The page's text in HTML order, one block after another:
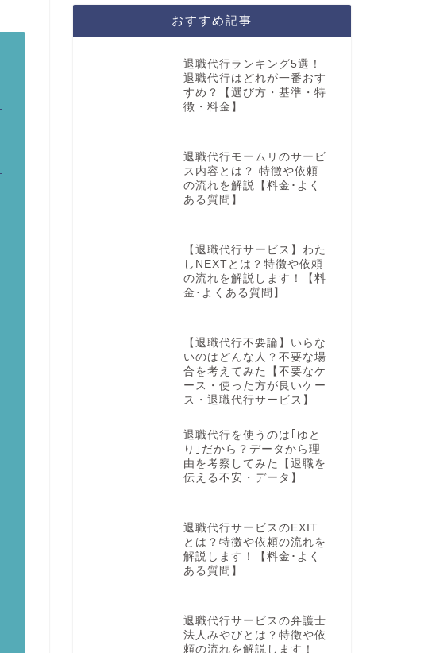
おすすめ記事
退職代行ランキング5選！
退職代行はどれが一番おす
すめ？【選び方・基準・特
徴・料金】
退職代行モームリのサービ
ス内容とは？ 特徴や依頼
の流れを解説【料金･よく
ある質問】
【退職代行サービス】わた
しNEXTとは？特徴や依頼
の流れを解説します！【料
金･よくある質問】
【退職代行不要論】いらな
いのはどんな人？不要な場
合を考えてみた【不要なケ
ース・使った方が良いケー
ス・退職代行サービス】
退職代行を使うのは｢ゆと
り｣だから？データから理
由を考察してみた【退職を
伝える不安・データ】
退職代行サービスのEXIT
とは？特徴や依頼の流れを
解説します！【料金･よく
ある質問】
退職代行サービスの弁護士
法人みやびとは？特徴や依
頼の流れを解説します！